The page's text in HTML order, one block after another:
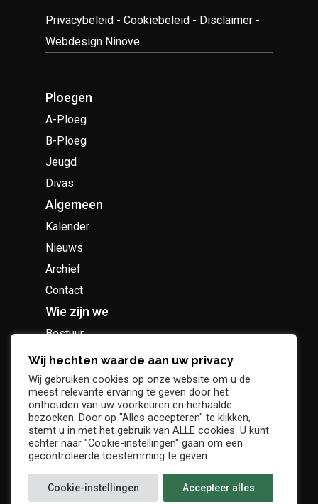
Privacybeleid -Cookiebeleid - Disclaimer -
Webdesign Ninove
Ploegen
A-Ploeg
B-Ploeg
Jeugd
Divas
Algemeen
Kalender
Nieuws
Archief
Contact
Wie zijn we
Bestuur
Geschiedenis
Supportersclub
Socio Business Club
Wij hechten waarde aan uw privacy
Wij gebruiken cookies op onze website om u de
meest relevante ervaring te geven door het
onthouden van uw voorkeuren en herhaalde
bezoeken. Door op "Alles accepteren" te klikken,
stemt u in met het gebruik van ALLE cookies. U kunt
echter naar "Cookie-instellingen" gaan om een
gecontroleerde toestemming te geven.
Cookie-instellingen Accepteer alles